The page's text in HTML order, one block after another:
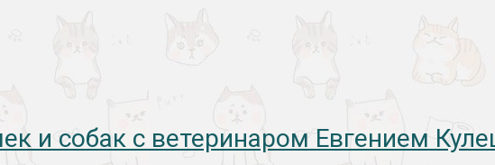
и собак с ветеринаром Евгением